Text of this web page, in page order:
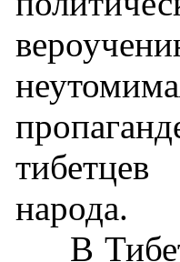
народа.
В